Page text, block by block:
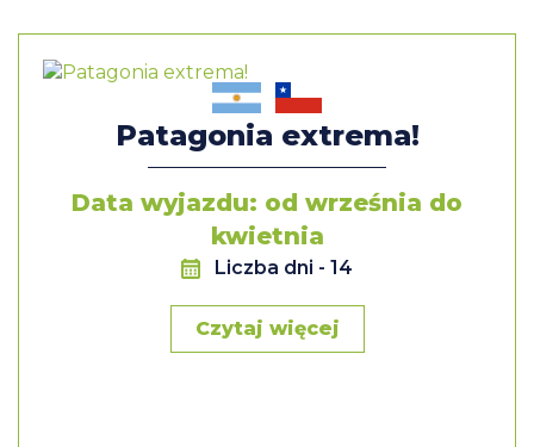
Patagonia extrema!
Data wyjazdu: od września do
kwietnia
Liczba dni - 14
Czytaj więcej